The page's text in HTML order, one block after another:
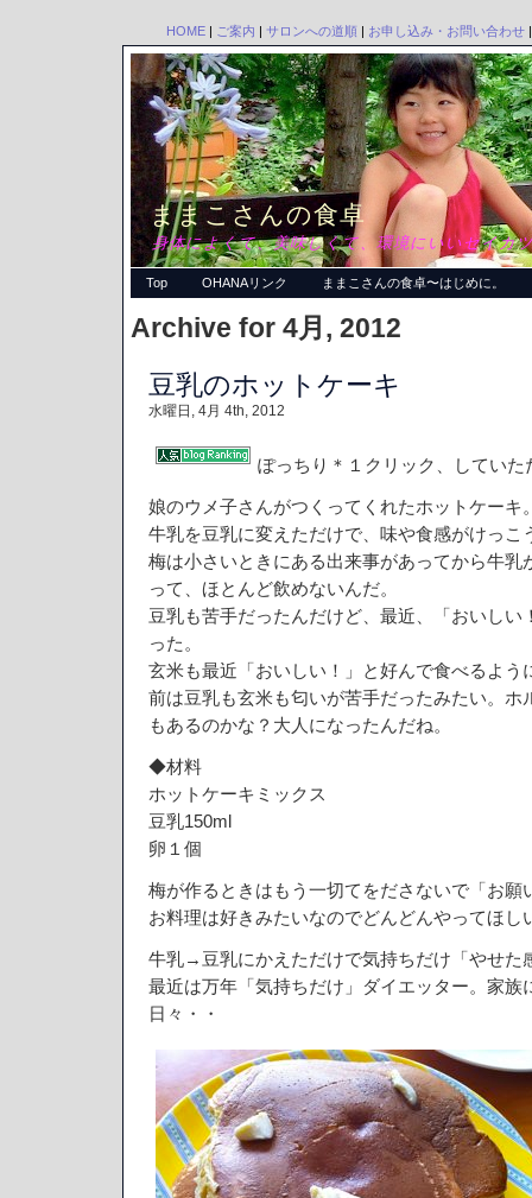
HOME | ご案内 | サロンへの道順 | お申し込み・お問い合わせ
ままこさんの食卓
身体によくて、美味しくて、環境にいいセイカ
Top OHANAリンク ままこさんの食卓〜はじめに。
Archive for 4月, 2012
豆乳のホットケーキ
水曜日, 4月 4th, 2012
ぽっちり＊１クリック、してい
娘のウメ子さんがつくってくれたホットケーキ
牛乳を豆乳に変えただけで、味や食感がけっこ
梅は小さいときにある出来事があってから牛乳
って、ほとんど飲めないんだ。
豆乳も苦手だったんだけど、最近、「おいしい
った。
玄米も最近「おいしい！」と好んで食べるよう
前は豆乳も玄米も匂いが苦手だったみたい。ホ
もあるのかな？大人になったんだね。
◆材料
ホットケーキミックス
豆乳150ml
卵１個
梅が作るときはもう一切てをださないで「お願
お料理は好きみたいなのでどんどんやってほし
牛乳→豆乳にかえただけで気持ちだけ「やせた
最近は万年「気持ちだけ」ダイエッター。家族
日々・・